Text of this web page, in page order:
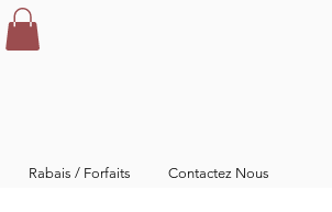
Rabais / Forfaits Contactez Nous